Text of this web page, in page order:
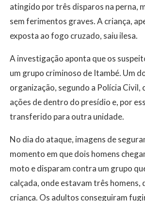
atingido por três disparos na perna,
sem ferimentos graves. A criança,
exposta ao fogo cruzado, saiu ilesa.
A investigação aponta que os
um grupo criminoso de Itambé. Um
organização, segundo a Polícia Civil,
ações de dentro do presídio e, por
transferido para outra unidade.
No dia do ataque, imagens de
momento em que dois homens
moto e disparam contra um grupo
calçada, onde estavam três homens,
criança. Os adultos conseguiram